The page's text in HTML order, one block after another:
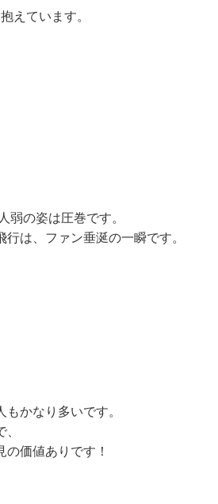
えています。
弱の姿は圧巻です。
は、ファン垂涎の一瞬です。
かなり多いです。
価値ありです！